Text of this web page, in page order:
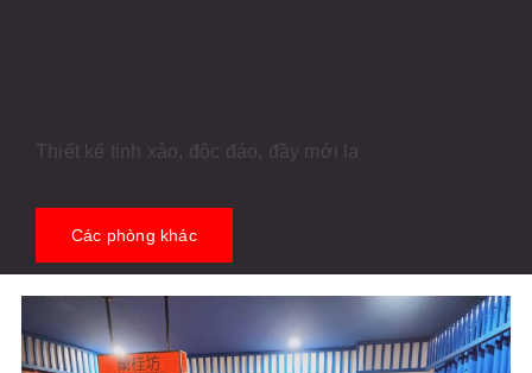
Thiết kế tinh xảo, độc đáo, đầy mới lạ
Các phòng khác